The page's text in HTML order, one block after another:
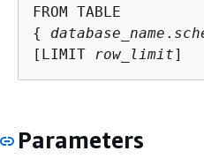
{
database_name .
[LIMIT row_limit]
Parameters